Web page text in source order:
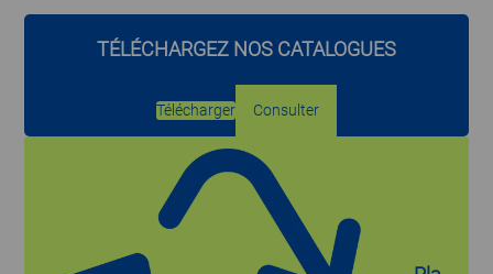
TÉLÉCHARGEZ NOS CATALOGUES
Télécharger Consulter